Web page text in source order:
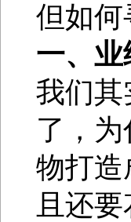
但如
一、
我们
了，
物打
且还